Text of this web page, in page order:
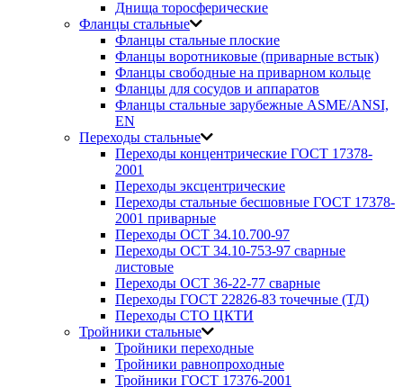
Днища торосферические
Фланцы стальные
Фланцы стальные плоские
Фланцы воротниковые (приварные встык)
Фланцы свободные на приварном кольце
Фланцы для сосудов и аппаратов
Фланцы стальные зарубежные ASME/ANSI,
EN
Переходы стальные
Переходы концентрические ГОСТ 17378-
2001
Переходы эксцентрические
Переходы стальные бесшовные ГОСТ 17378-
2001 приварные
Переходы ОСТ 34.10.700-97
Переходы ОСТ 34.10-753-97 сварные
листовые
Переходы ОСТ 36-22-77 сварные
Переходы ГОСТ 22826-83 точечные (ТД)
Переходы СТО ЦКТИ
Тройники стальные
Тройники переходные
Тройники равнопроходные
Тройники ГОСТ 17376-2001